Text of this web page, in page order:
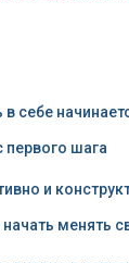
в себе
первого шага
и
менять